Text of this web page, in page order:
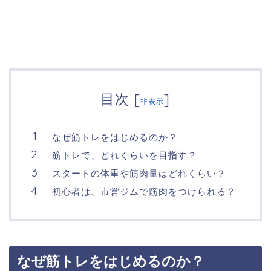
目次 [非表示]
なぜ筋トレをはじめるのか？
筋トレで、どれくらいを目指す？
スタートの体重や筋肉量はどれくらい？
初心者は、市営ジムで筋肉をつけられる？
なぜ筋トレをはじめるのか？